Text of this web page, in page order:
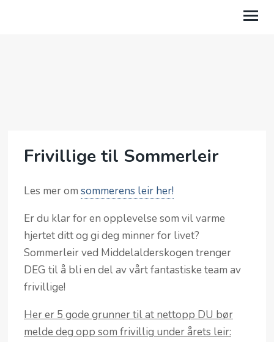
BLI MEDLEM
Frivillige til Sommerleir
Les mer om sommerens leir her!
Er du klar for en opplevelse som vil varme
hjertet ditt og gi deg minner for livet?
Sommerleir ved Middelalderskogen trenger
DEG til å bli en del av vårt fantastiske team av
frivillige!
Her er 5 gode grunner til at nettopp DU bør
melde deg opp som frivillig under årets leir: